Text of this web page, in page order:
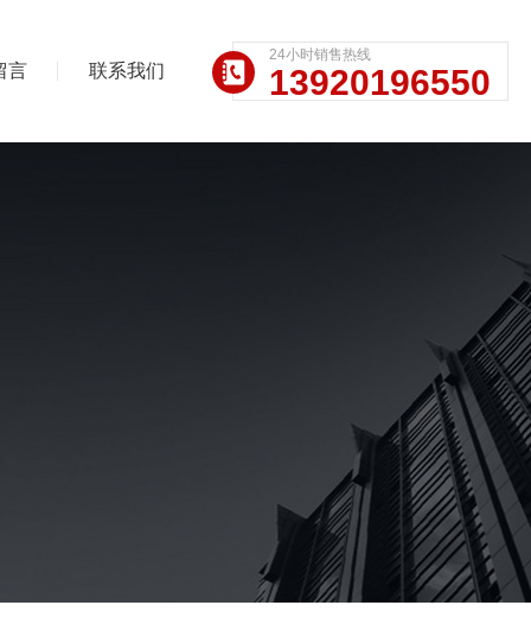
言 联系我们
24小时销售热线
13920196550